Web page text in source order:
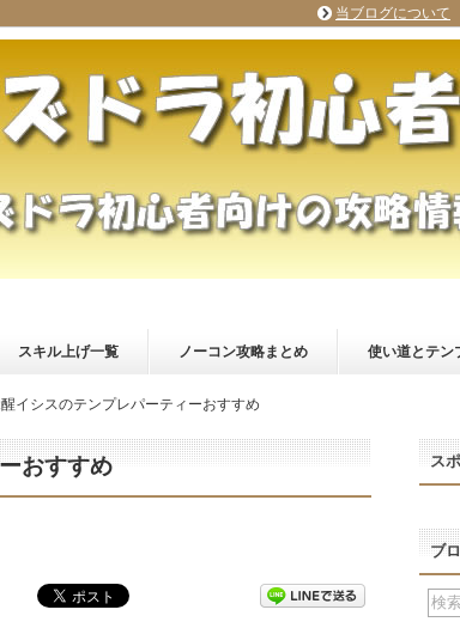
スキル上げ一覧 ノーコン攻略まとめ 使い道とテン
醒イシスのテンプレパーティーおすすめ
おすすめ ス
ブ
当ブログについて